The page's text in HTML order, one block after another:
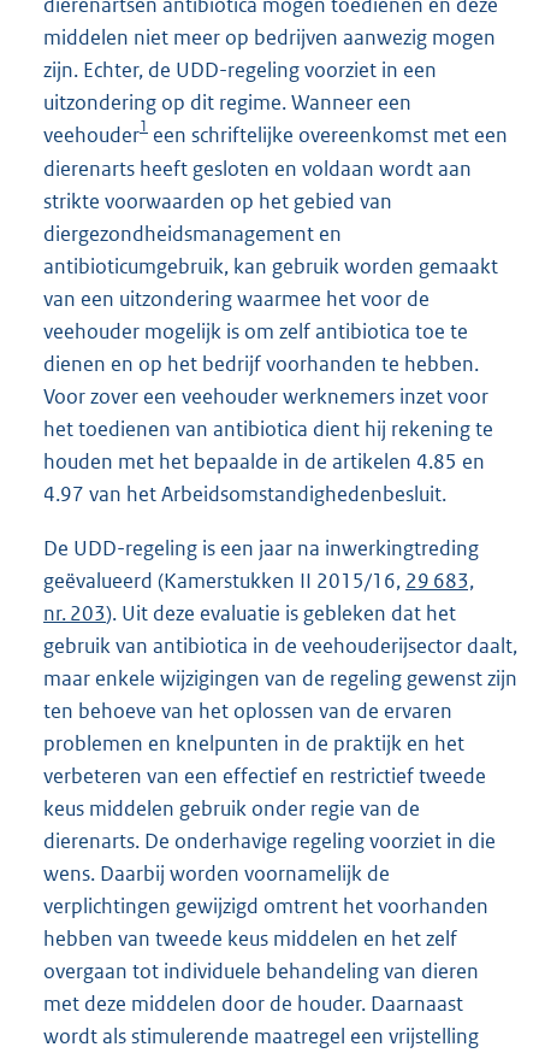
middelen niet meer op bedrijven aanwezig mogen
zijn. Echter, de UDD-regeling voorziet in een
uitzondering op dit regime. Wanneer een
veehouder1 een schriftelijke overeenkomst met een
dierenarts heeft gesloten en voldaan wordt aan
strikte voorwaarden op het gebied van
diergezondheidsmanagement en
antibioticumgebruik, kan gebruik worden gemaakt
van een uitzondering waarmee het voor de
veehouder mogelijk is om zelf antibiotica toe te
dienen en op het bedrijf voorhanden te hebben.
Voor zover een veehouder werknemers inzet voor
het toedienen van antibiotica dient hij rekening te
houden met het bepaalde in de artikelen 4.85 en
4.97 van het Arbeidsomstandighedenbesluit.
De UDD-regeling is een jaar na inwerkingtreding
geëvalueerd (Kamerstukken II 2015/16, 29 683,
nr. 203). Uit deze evaluatie is gebleken dat het
gebruik van antibiotica in de veehouderijsector daalt,
maar enkele wijzigingen van de regeling gewenst zijn
ten behoeve van het oplossen van de ervaren
problemen en knelpunten in de praktijk en het
verbeteren van een effectief en restrictief tweede
keus middelen gebruik onder regie van de
dierenarts. De onderhavige regeling voorziet in die
wens. Daarbij worden voornamelijk de
verplichtingen gewijzigd omtrent het voorhanden
hebben van tweede keus middelen en het zelf
overgaan tot individuele behandeling van dieren
met deze middelen door de houder. Daarnaast
wordt als stimulerende maatregel een vrijstelling